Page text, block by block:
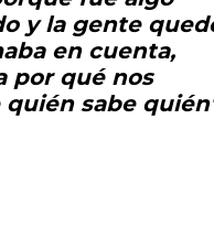
y la gente
en cuenta,
por qué nos
sabe